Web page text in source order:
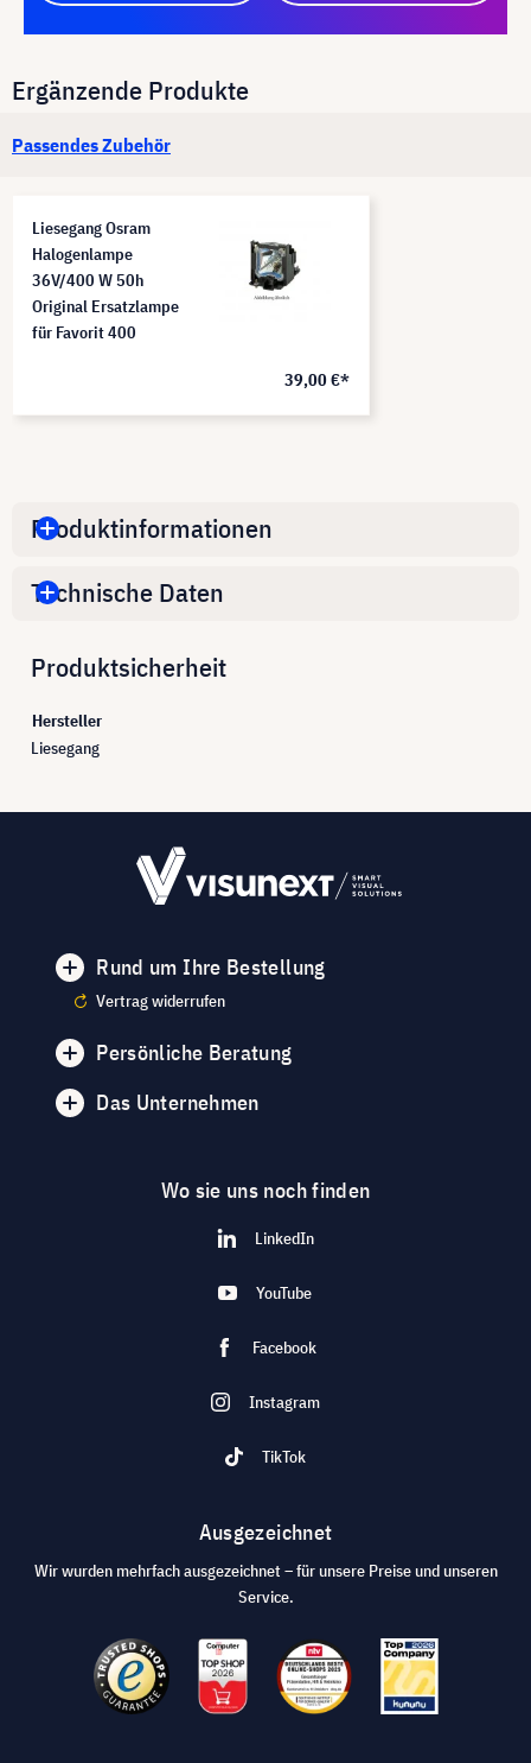
Ergänzende Produkte
Passendes Zubehör
Liesegang Osram
Halogenlampe
36V/400 W 50h
Original Ersatzlampe
für Favorit 400
39,00 €*
Produktinformationen
Technische Daten
Produktsicherheit
Hersteller
Liesegang
Rund um Ihre Bestellung
Vertrag widerrufen
Persönliche Beratung
Das Unternehmen
Wo sie uns noch finden
LinkedIn
YouTube
Facebook
Instagram
TikTok
Ausgezeichnet
Wir wurden mehrfach ausgezeichnet – für unsere Preise und unseren
Service.